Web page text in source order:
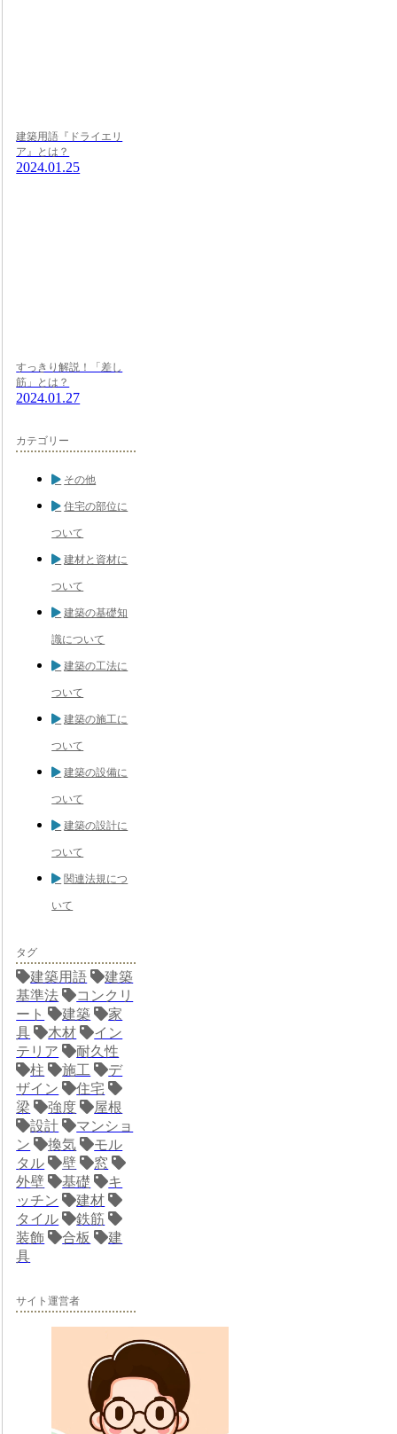
建築用語『ドライエリ
ア』とは？
2024.01.25
すっきり解説！「差し
筋」とは？
2024.01.27
カテゴリー
その他
住宅の部位に
ついて
建材と資材に
ついて
建築の基礎知
識について
建築の工法に
ついて
建築の施工に
ついて
建築の設備に
ついて
建築の設計に
ついて
関連法規につ
いて
タグ
建築用語
建築
基準法
コンクリ
ート
建築
家
具
木材
イン
テリア
耐久性
柱
施工
デ
ザイン
住宅
梁
強度
屋根
設計
マンショ
ン
換気
モル
タル
壁
窓
外壁
基礎
キ
ッチン
建材
タイル
鉄筋
装飾
合板
建
具
サイト運営者